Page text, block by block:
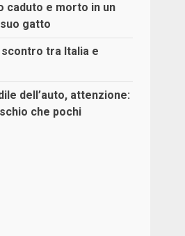
caduto e morto in un
gatto
tra Italia e
dell’auto, attenzione:
che pochi